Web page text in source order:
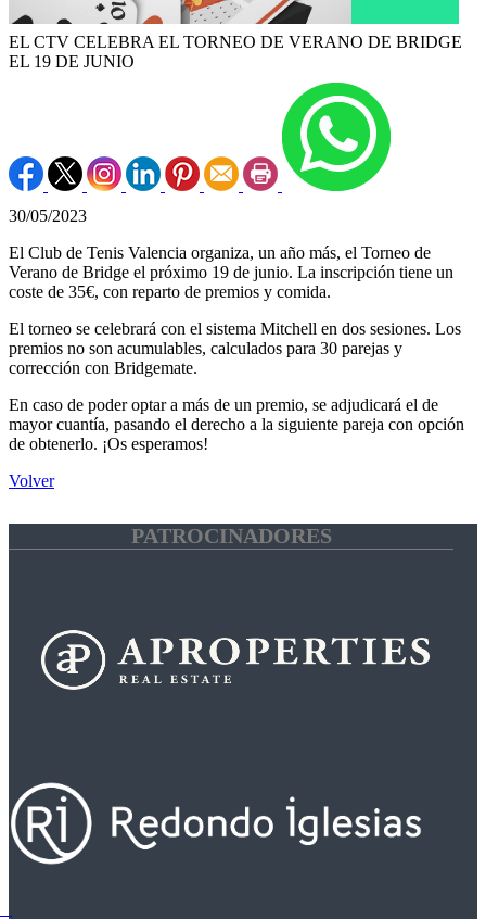
EL CTV CELEBRA EL TORNEO DE VERANO DE BRIDGE
EL 19 DE JUNIO
30/05/2023
El Club de Tenis Valencia organiza, un año más, el Torneo de
Verano de Bridge el próximo 19 de junio. La inscripción tiene un
coste de 35€, con reparto de premios y comida.
El torneo se celebrará con el sistema Mitchell en dos sesiones. Los
premios no son acumulables, calculados para 30 parejas y
corrección con Bridgemate.
En caso de poder optar a más de un premio, se adjudicará el de
mayor cuantía, pasando el derecho a la siguiente pareja con opción
de obtenerlo. ¡Os esperamos!
Volver
PATROCINADORES